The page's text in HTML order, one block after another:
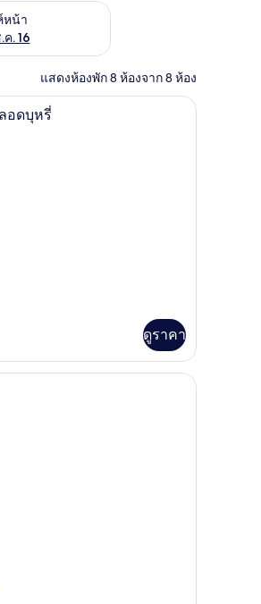
หน้า
ค. 16
างในสุดสัปดาห์หน้า ส.ค. 14 - ส.ค. 16
แสดงห้องพัก 8 ห้องจาก 8 ห้อง
ที่นอนห้องสแตนดาร์ดซิงเกิล, ปลอดบุหรี่ | ตู้นิรภัยใน
อดบุหรี่
ดูราคา
ก, ห้องเก็บเสียง, Wi-Fi ฟรี, ผ้าปูที่นอน